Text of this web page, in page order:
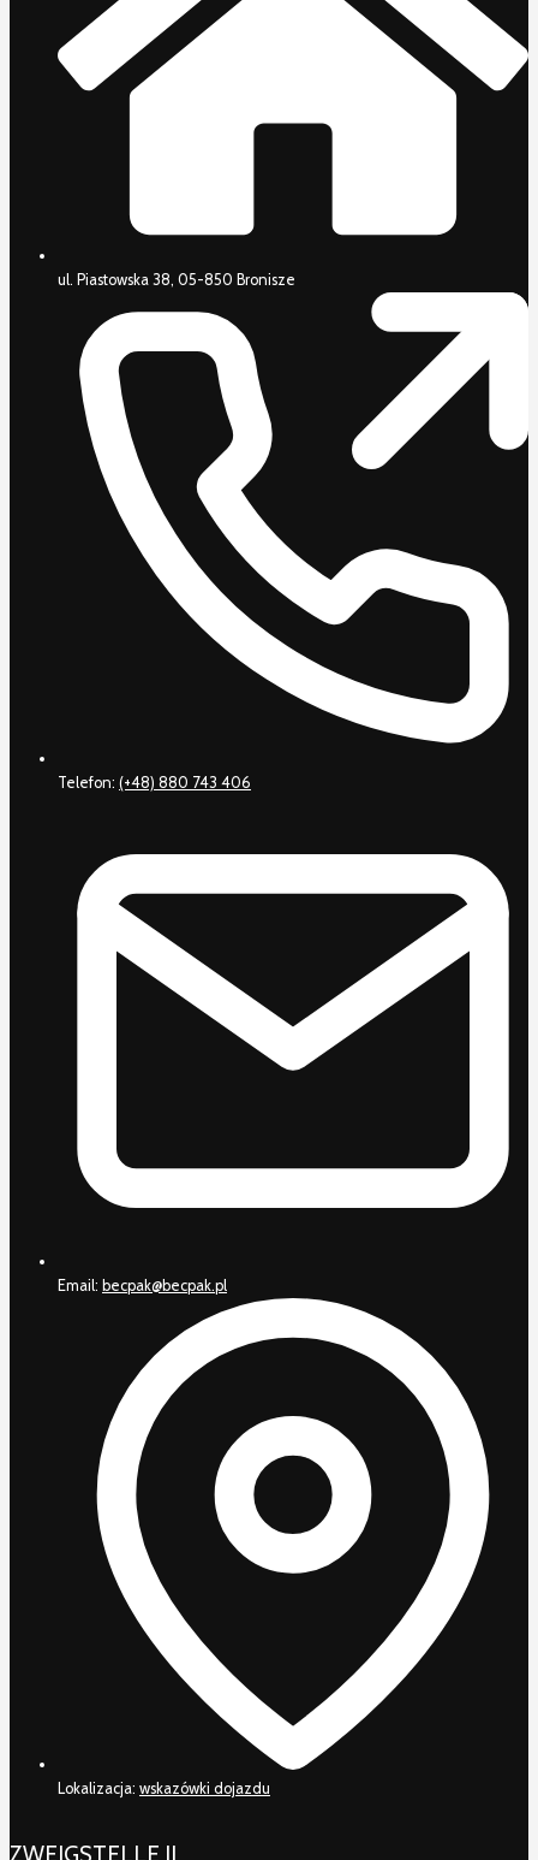
ul. Piastowska 38, 05-850 Bronisze
Telefon: (+48) 880 743 406
Email: becpak@becpak.pl
Lokalizacja: wskazówki dojazdu
ZWEIGSTELLE II